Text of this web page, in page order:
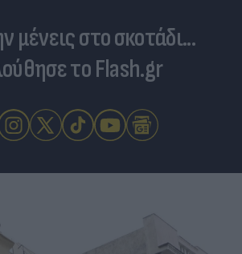
μένεις στο σκοτάδι...
το Flash.gr